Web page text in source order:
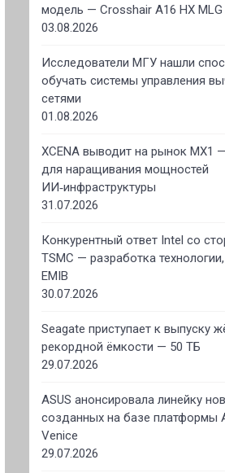
модель — Crosshair A16 HX MLG
03.08.2026
Исследователи МГУ нашли
обучать системы управления
сетями
01.08.2026
XCENA выводит на рынок MX1
для наращивания мощностей
ИИ‑инфраструктуры
31.07.2026
Конкурентный ответ Intel со
TSMC — разработка
EMIB
30.07.2026
Seagate приступает к выпуску
рекордной ёмкости — 50 ТБ
29.07.2026
ASUS анонсировала линейку
созданных на базе платформы
Venice
29.07.2026